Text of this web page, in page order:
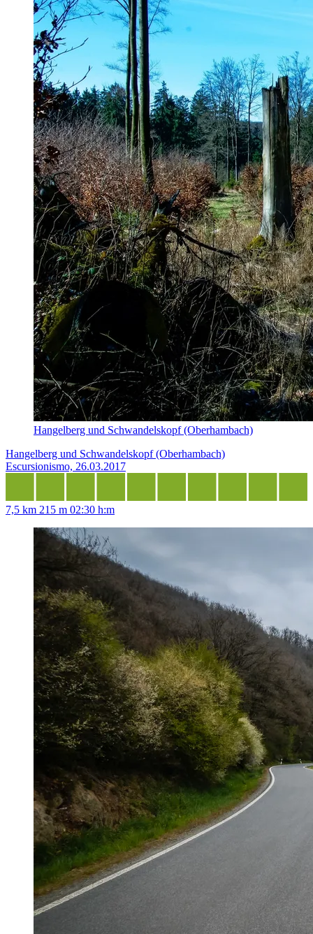
Hangelberg und Schwandelskopf (Oberhambach)
Hangelberg und Schwandelskopf (Oberhambach)
Escursionismo, 26.03.2017
7,5 km 215 m 02:30 h:m